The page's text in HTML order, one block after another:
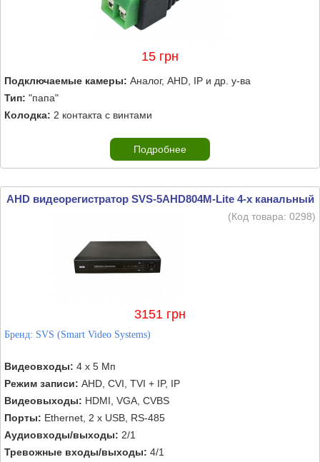
15 грн
Подключаемые камеры: Аналог, AHD, IP и др. у-ва
Тип: "папа"
Колодка: 2 контакта с винтами
Подробнее
AHD видеорегистратор SVS-5AHD804М-Lite 4-х канальный
(Код товара: 0298)
3151 грн
Бренд: SVS (Smart Video Systems)
Видеовходы: 4 х 5 Мп
Режим записи: AHD, CVI, TVI + IP, IP
Видеовыходы: HDMI, VGA, CVBS
Порты: Ethernet, 2 х USB, RS-485
Аудиовходы/выходы: 2/1
Тревожные входы/выходы: 4/1